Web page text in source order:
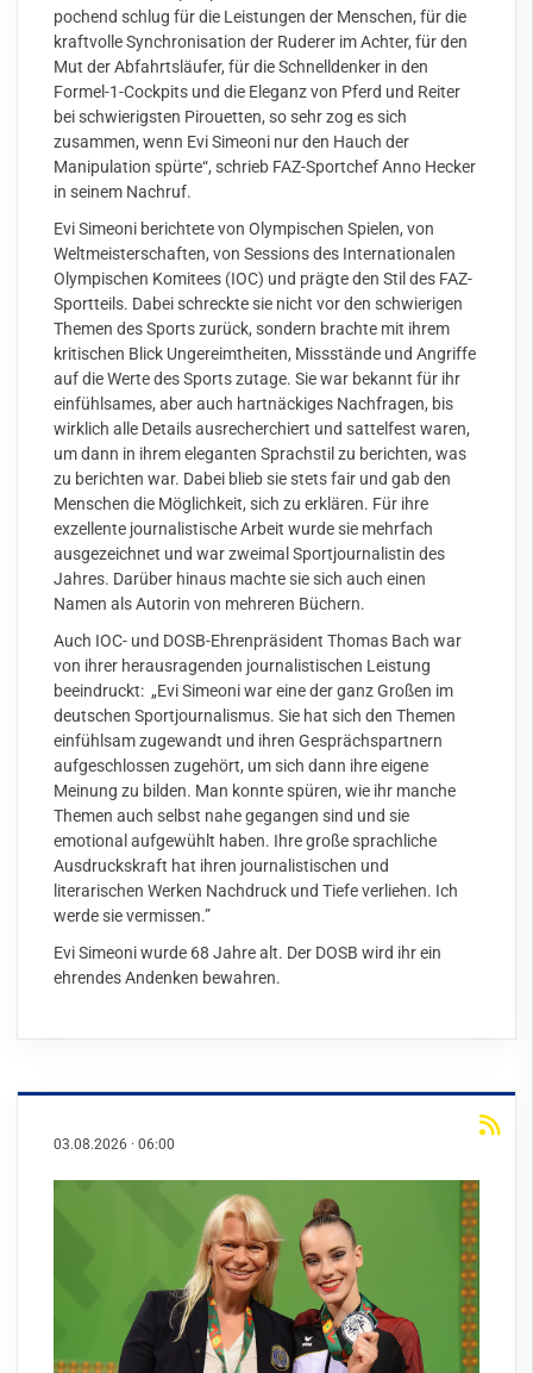
pochend schlug für die Leistungen der Menschen, für die
kraftvolle Synchronisation der Ruderer im Achter, für den
Mut der Abfahrtsläufer, für die Schnelldenker in den
Formel-1-Cockpits und die Eleganz von Pferd und Reiter
bei schwierigsten Pirouetten, so sehr zog es sich
zusammen, wenn Evi Simeoni nur den Hauch der
Manipulation spürte“, schrieb FAZ-Sportchef Anno Hecker
in seinem Nachruf.
Evi Simeoni berichtete von Olympischen Spielen, von
Weltmeisterschaften, von Sessions des Internationalen
Olympischen Komitees (IOC) und prägte den Stil des FAZ-
Sportteils. Dabei schreckte sie nicht vor den schwierigen
Themen des Sports zurück, sondern brachte mit ihrem
kritischen Blick Ungereimtheiten, Missstände und Angriffe
auf die Werte des Sports zutage. Sie war bekannt für ihr
einfühlsames, aber auch hartnäckiges Nachfragen, bis
wirklich alle Details ausrecherchiert und sattelfest waren,
um dann in ihrem eleganten Sprachstil zu berichten, was
zu berichten war. Dabei blieb sie stets fair und gab den
Menschen die Möglichkeit, sich zu erklären. Für ihre
exzellente journalistische Arbeit wurde sie mehrfach
ausgezeichnet und war zweimal Sportjournalistin des
Jahres. Darüber hinaus machte sie sich auch einen
Namen als Autorin von mehreren Büchern.
Auch IOC- und DOSB-Ehrenpräsident Thomas Bach war
von ihrer herausragenden journalistischen Leistung
beeindruckt: „Evi Simeoni war eine der ganz Großen im
deutschen Sportjournalismus. Sie hat sich den Themen
einfühlsam zugewandt und ihren Gesprächspartnern
aufgeschlossen zugehört, um sich dann ihre eigene
Meinung zu bilden. Man konnte spüren, wie ihr manche
Themen auch selbst nahe gegangen sind und sie
emotional aufgewühlt haben. Ihre große sprachliche
Ausdruckskraft hat ihren journalistischen und
literarischen Werken Nachdruck und Tiefe verliehen. Ich
werde sie vermissen.”
Evi Simeoni wurde 68 Jahre alt. Der DOSB wird ihr ein
ehrendes Andenken bewahren.
03.08.2026 · 06:00